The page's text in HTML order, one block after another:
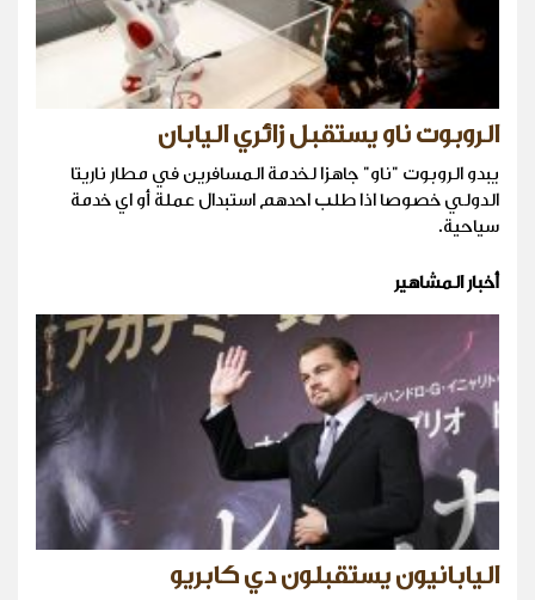
الروبوت ناو يستقبل زائري اليابان
يبدو الروبوت "ناو" جاهزا لخدمة المسافرين في مطار ناريتا
الدولي خصوصا اذا طلب احدهم استبدال عملة أو اي خدمة
سياحية.
أخبار المشاهير
اليابانيون يستقبلون دي كابريو